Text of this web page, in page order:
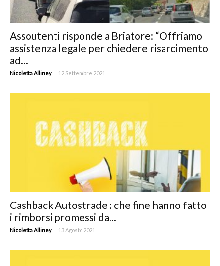
Assoutenti risponde a Briatore: “Offriamo
assistenza legale per chiedere risarcimento
ad...
Nicoletta Alliney - 12 Settembre 2021
Cashback Autostrade : che fine hanno fatto
i rimborsi promessi da...
Nicoletta Alliney - 13 Agosto 2021